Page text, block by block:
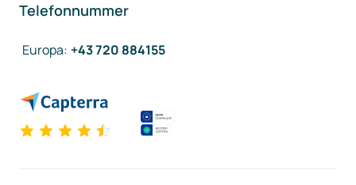
Telefonnummer
Europa: +43 720 884155